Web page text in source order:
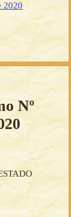
2020
Nº